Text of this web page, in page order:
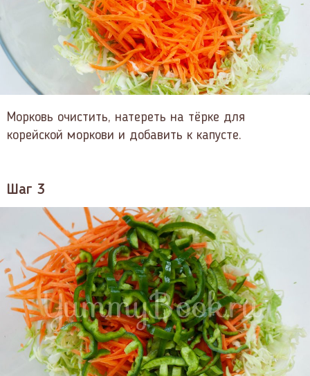
Морковь очистить, натереть на тёрке для
корейской моркови и добавить к капусте.
Шаг 3